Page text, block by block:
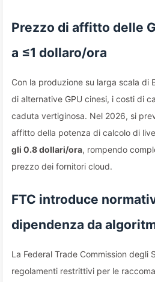
Prezzo di affitto delle
a ≤1 dollaro/ora
Con la produzione su larga scala di
di alternative GPU cinesi, i costi di
caduta vertiginosa. Nel 2026, si
affitto della potenza di calcolo di
gli 0.8 dollari/ora, rompendo
prezzo dei fornitori cloud.
FTC introduce
dipendenza da
La Federal Trade Commission degli
regolamenti restrittivi per le